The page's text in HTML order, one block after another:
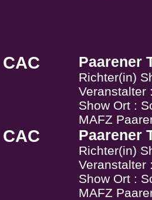
CAC Paarener
Richter(in)
Veranstalter
Show Ort :
MAFZ
CAC Paarener
Richter(in)
Veranstalter
Show Ort :
MAFZ